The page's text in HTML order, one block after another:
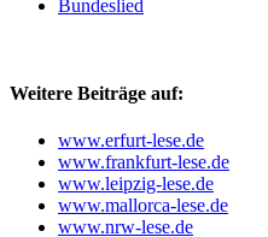
Bundeslied
Weitere Beiträge auf:
www.erfurt-lese.de
www.frankfurt-lese.de
www.leipzig-lese.de
www.mallorca-lese.de
www.nrw-lese.de